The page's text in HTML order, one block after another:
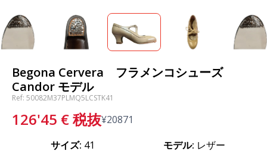
Begona Cervera フラメンコシューズ
Candor モデル
Ref: 50082M37PLMQ5LCSTK41
126'45 €税抜¥20871
サイズ: 41 モデル: レザー